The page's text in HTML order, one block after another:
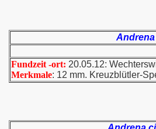
Fundzeit -ort: 20.05.12:
Merkmale: 12 mm. Kreuzblütler-